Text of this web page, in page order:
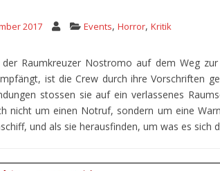
2017 Events, Horror, Kritik
der Raumkreuzer Nostromo auf dem Weg
ist die Crew durch ihre Vorschriften
stossen sie auf ein verlassenes
nicht um einen Notruf, sondern um eine
und als sie herausfinden, um was es sich